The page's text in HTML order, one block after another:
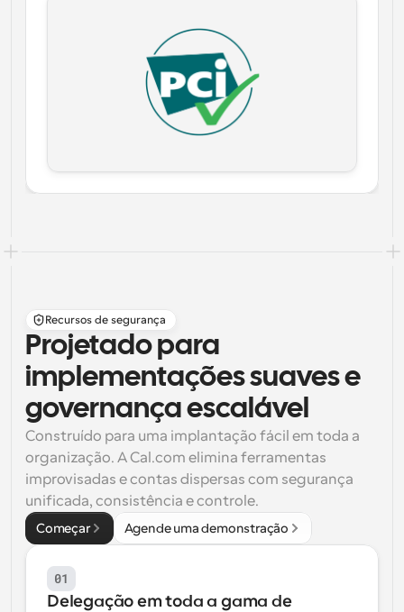
Recursos de segurança
Projetado para
implementações suaves e
governança escalável
Construído para uma implantação fácil em toda a
organização. A Cal.com elimina ferramentas
improvisadas e contas dispersas com segurança
unificada, consistência e controle.
Começar Agende uma demonstração
01
Delegação em toda a gama de